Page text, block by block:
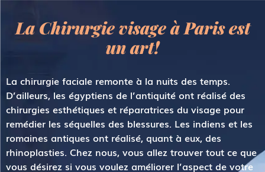
La Chirurgie visage à Paris est
un art!
La chirurgie faciale remonte à la nuits des temps.
D’ailleurs, les égyptiens de l’antiquité ont réalisé des
chirurgies esthétiques et réparatrices du visage pour
remédier les séquelles des blessures. Les indiens et les
romaines antiques ont réalisé, quant à eux, des
rhinoplasties. Chez nous, vous allez trouver tout ce que
vous désirez si vous voulez améliorer l’aspect de votre